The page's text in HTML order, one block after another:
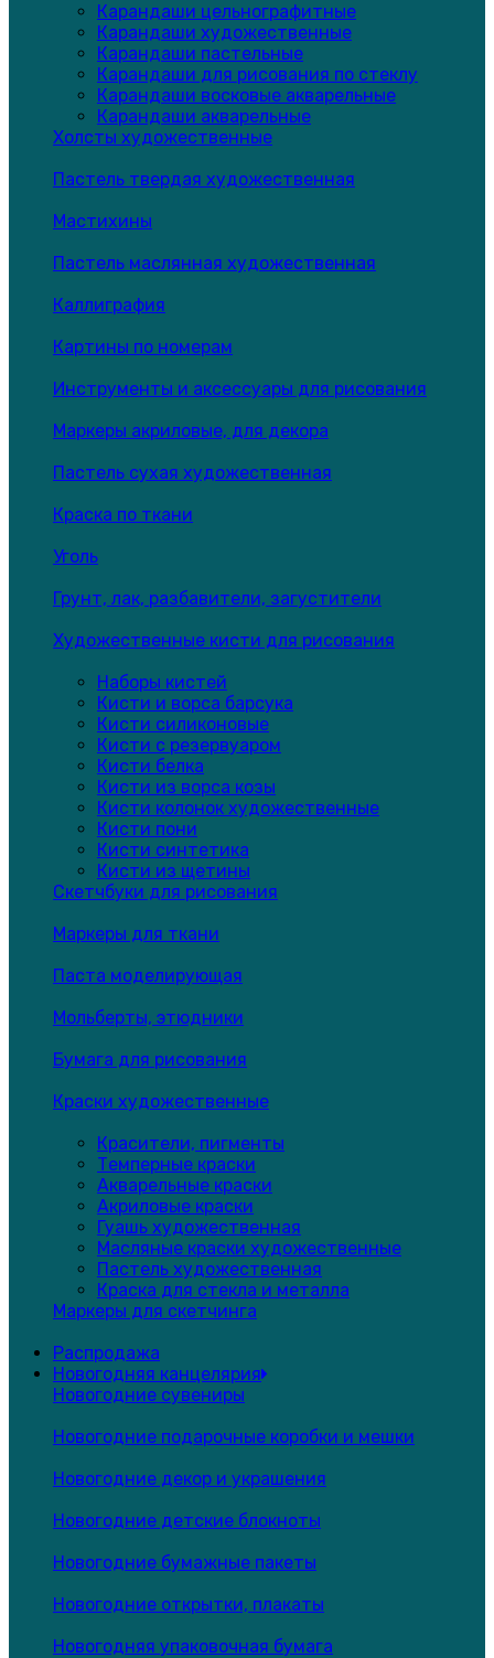
Карандаши цельнографитные
Карандаши художественные
Карандаши пастельные
Карандаши для рисования по стеклу
Карандаши восковые акварельные
Карандаши акварельные
Холсты художественные
Пастель твердая художественная
Мастихины
Пастель маслянная художественная
Каллиграфия
Картины по номерам
Инструменты и аксессуары для рисования
Маркеры акриловые, для декора
Пастель сухая художественная
Краска по ткани
Уголь
Грунт, лак, разбавители, загустители
Художественные кисти для рисования
Наборы кистей
Кисти и ворса барсука
Кисти силиконовые
Кисти с резервуаром
Кисти белка
Кисти из ворса козы
Кисти колонок художественные
Кисти пони
Кисти синтетика
Кисти из щетины
Скетчбуки для рисования
Маркеры для ткани
Паста моделирующая
Мольберты, этюдники
Бумага для рисования
Краски художественные
Красители, пигменты
Темперные краски
Акварельные краски
Акриловые краски
Гуашь художественная
Масляные краски художественные
Пастель художественная
Краска для стекла и металла
Маркеры для скетчинга
Распродажа
Новогодняя канцелярия
Новогодние сувениры
Новогодние подарочные коробки и мешки
Новогодние декор и украшения
Новогодние детские блокноты
Новогодние бумажные пакеты
Новогодние открытки, плакаты
Новогодняя упаковочная бумага